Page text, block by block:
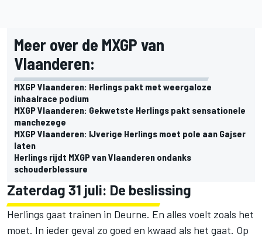
Meer over de MXGP van
Vlaanderen:
MXGP Vlaanderen: Herlings pakt met weergaloze
inhaalrace podium
MXGP Vlaanderen: Gekwetste Herlings pakt sensationele
manchezege
MXGP Vlaanderen: IJverige Herlings moet pole aan Gajser
laten
Herlings rijdt MXGP van Vlaanderen ondanks
schouderblessure
Zaterdag 31 juli: De beslissing
Herlings gaat trainen in Deurne. En alles voelt zoals het
moet. In ieder geval zo goed en kwaad als het gaat. Op